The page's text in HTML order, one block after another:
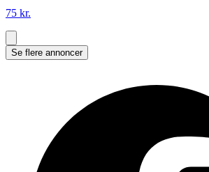
75 kr.
Se flere annoncer